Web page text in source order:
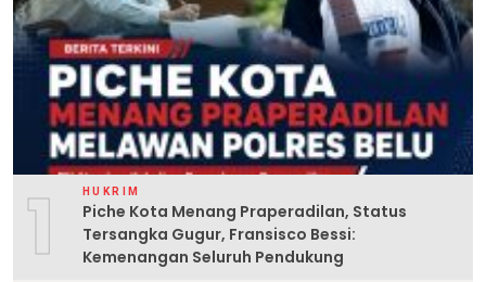
1 HUKRIM
Piche Kota Menang Praperadilan, Status
Tersangka Gugur, Fransisco Bessi:
Kemenangan Seluruh Pendukung